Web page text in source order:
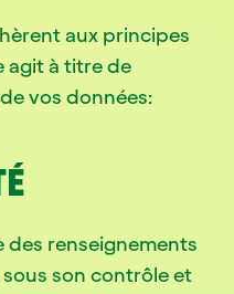
aux principes
agit à titre de
vos données:
des renseignements
son contrôle et